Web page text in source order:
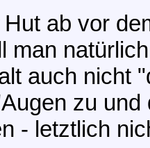
ab vor
man
auch nicht
zu
- letztlich